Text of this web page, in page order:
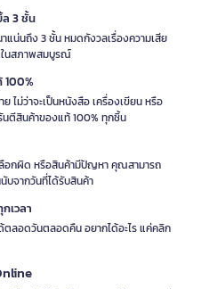
3 ชั้น
แน่นถึง 3 ชั้น หมดกังวลเรื่องความเสีย
นสภาพสมบูรณ์
100%
ไม่ว่าจะเป็นหนังสือ เครื่องเขียน หรือ
นตีสินค้าของแท้ 100% ทุกชิ้น
ลือกผิด หรือสินค้ามีปัญหา คุณสามารถ
บจากวันที่ได้รับสินค้า
เวลา
ลอดวันตลอดคืน อยากได้อะไร แค่คลิก